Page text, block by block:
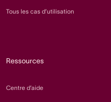
Tous les cas d’utilisation
Ressources
Centre d’aide